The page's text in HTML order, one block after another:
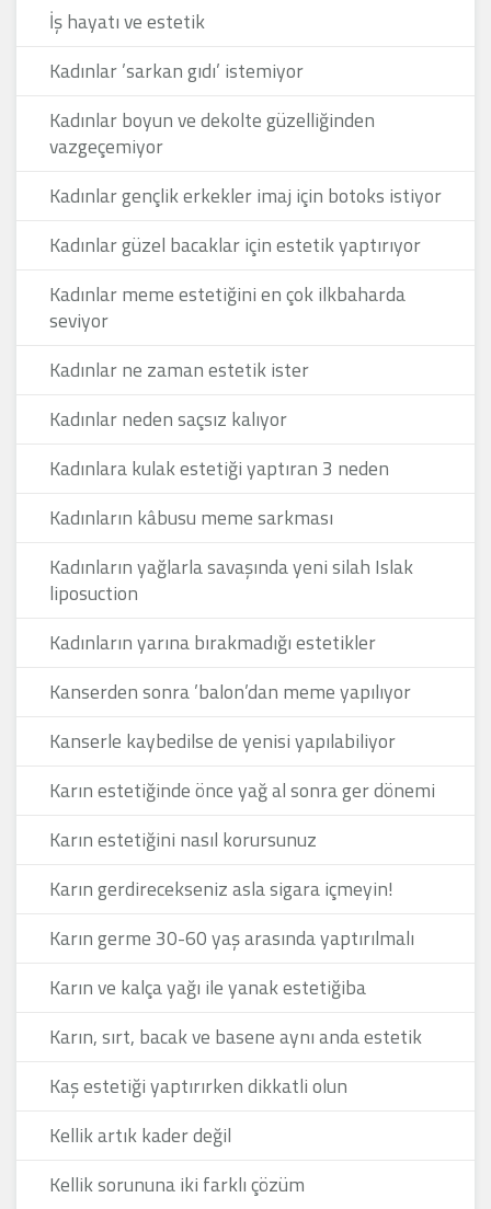
İş hayatı ve estetik
Kadınlar ’sarkan gıdı’ istemiyor
Kadınlar boyun ve dekolte güzelliğinden
vazgeçemiyor
Kadınlar gençlik erkekler imaj için botoks istiyor
Kadınlar güzel bacaklar için estetik yaptırıyor
Kadınlar meme estetiğini en çok ilkbaharda
seviyor
Kadınlar ne zaman estetik ister
Kadınlar neden saçsız kalıyor
Kadınlara kulak estetiği yaptıran 3 neden
Kadınların kâbusu meme sarkması
Kadınların yağlarla savaşında yeni silah Islak
liposuction
Kadınların yarına bırakmadığı estetikler
Kanserden sonra ’balon’dan meme yapılıyor
Kanserle kaybedilse de yenisi yapılabiliyor
Karın estetiğinde önce yağ al sonra ger dönemi
Karın estetiğini nasıl korursunuz
Karın gerdirecekseniz asla sigara içmeyin!
Karın germe 30-60 yaş arasında yaptırılmalı
Karın ve kalça yağı ile yanak estetiğiba
Karın, sırt, bacak ve basene aynı anda estetik
Kaş estetiği yaptırırken dikkatli olun
Kellik artık kader değil
Kellik sorununa iki farklı çözüm